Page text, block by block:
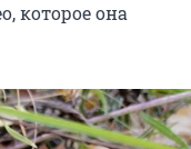
которое она